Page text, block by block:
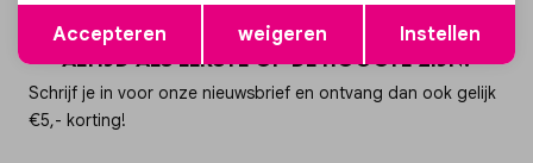
Altijd als eerste op de hoogte zijn?
Schrijf je in voor onze nieuwsbrief en ontvang dan ook gelijk
€5,- korting!
Opslaan
Accepteren weigeren Instellen